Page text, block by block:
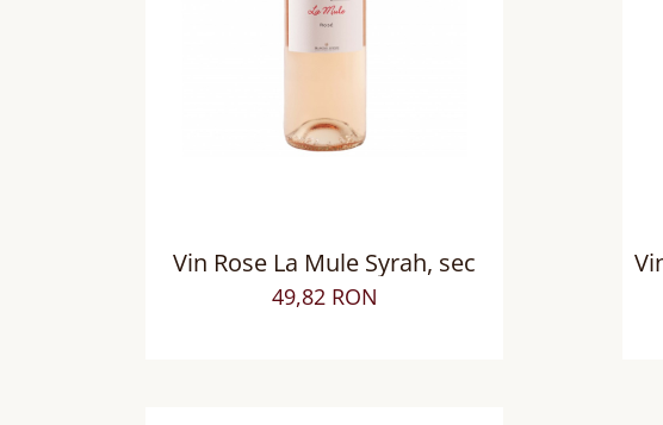
Vin Rose La Mule Syrah, sec
49,82 RON